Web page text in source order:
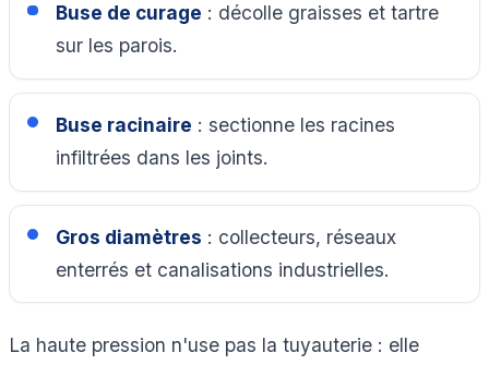
Buse de curage : décolle graisses et tartre
sur les parois.
Buse racinaire : sectionne les racines
infiltrées dans les joints.
Gros diamètres : collecteurs, réseaux
enterrés et canalisations industrielles.
La haute pression n'use pas la tuyauterie : elle